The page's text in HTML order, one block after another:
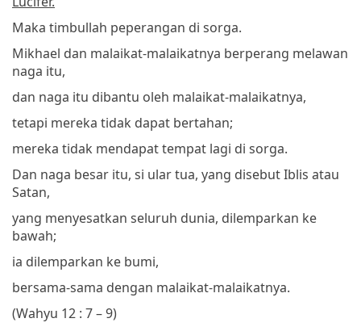
Maka timbullah peperangan di sorga.
Mikhael dan malaikat-malaikatnya berperang melawan
naga itu,
dan naga itu dibantu oleh malaikat-malaikatnya,
tetapi mereka tidak dapat bertahan;
mereka tidak mendapat tempat lagi di sorga.
Dan naga besar itu, si ular tua, yang disebut Iblis atau
Satan,
yang menyesatkan seluruh dunia, dilemparkan ke
bawah;
ia dilemparkan ke bumi,
bersama-sama dengan malaikat-malaikatnya.
(Wahyu 12 : 7 – 9)